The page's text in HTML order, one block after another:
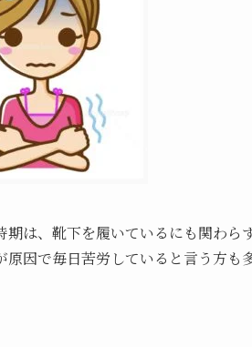
期は、靴下を履いているにも関わら
原因で毎日苦労していると言う方も